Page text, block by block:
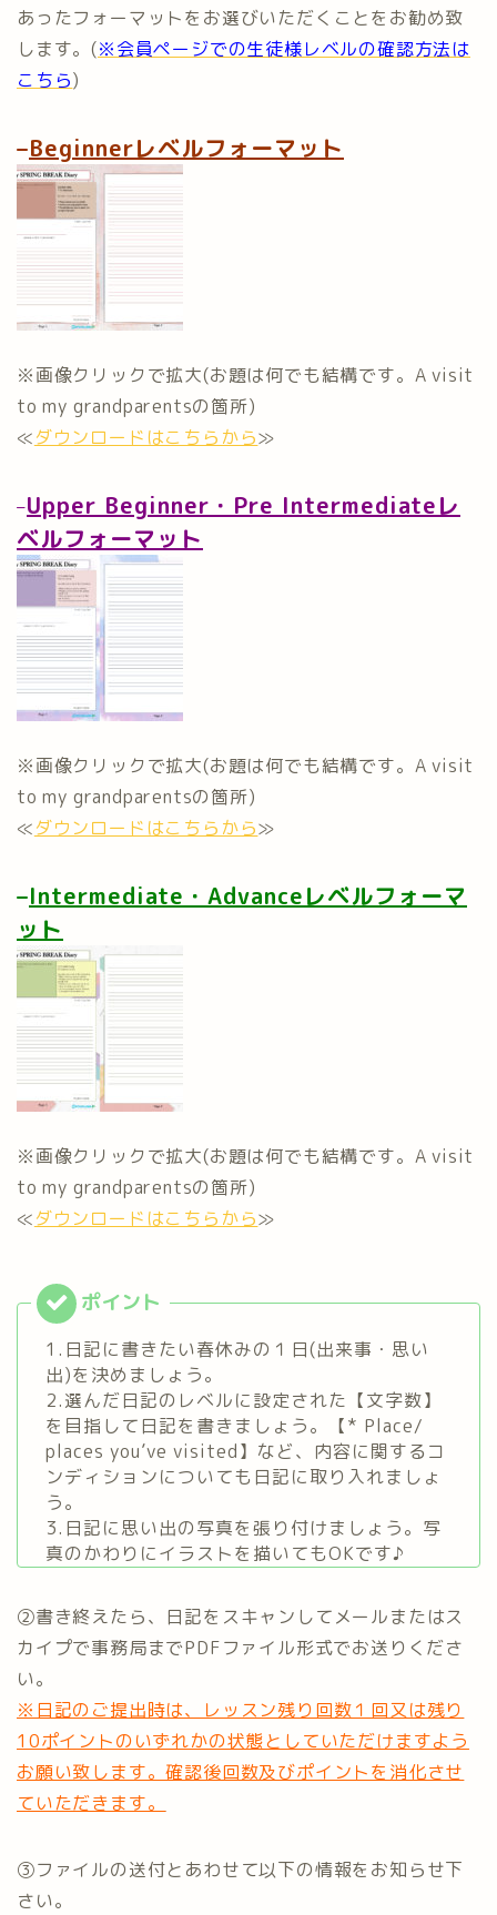
あったフォーマットをお選びいただくことをお勧め致
します。(※会員ページでの生徒様レベルの確認方法は
こちら)
–Beginnerレベルフォーマット
※画像クリックで拡大(お題は何でも結構です。A visit
to my grandparentsの箇所)
≪ダウンロードはこちらから≫
–Upper Beginner・Pre Intermediateレ
ベルフォーマット
※画像クリックで拡大(お題は何でも結構です。A visit
to my grandparentsの箇所)
≪ダウンロードはこちらから≫
–Intermediate・Advanceレベルフォーマ
ット
※画像クリックで拡大(お題は何でも結構です。A visit
to my grandparentsの箇所)
≪ダウンロードはこちらから≫
1.日記に書きたい春休みの１日(出来事・思い
出)を決めましょう。
2.選んだ日記のレベルに設定された【文字数】
を目指して日記を書きましょう。【* Place/
places you’ve visited】など、内容に関するコ
ンディションについても日記に取り入れましょ
う。
3.日記に思い出の写真を張り付けましょう。写
真のかわりにイラストを描いてもOKです♪
②書き終えたら、日記をスキャンしてメールまたはス
カイプで事務局までPDFファイル形式でお送りくださ
い。
※日記のご提出時は、レッスン残り回数１回又は残り
10ポイントのいずれかの状態としていただけますよう
お願い致します。確認後回数及びポイントを消化させ
ていただきます。
③ファイルの送付とあわせて以下の情報をお知らせ下
さい。